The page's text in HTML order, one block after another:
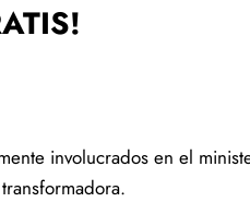
involucrados en el